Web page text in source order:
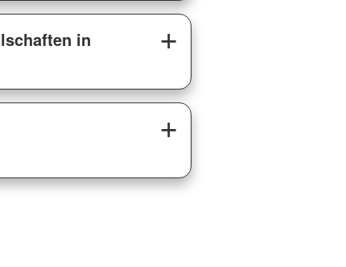
in